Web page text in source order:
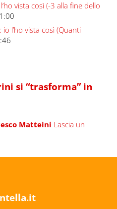
vista così (-3 alla fine dello
l’ho vista così (Quanti
si “trasforma” in
Matteini Lascia un